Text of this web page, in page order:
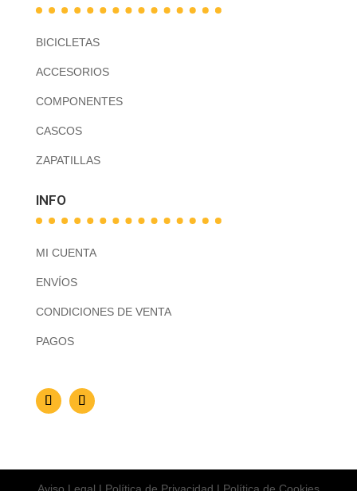
BICICLETAS
ACCESORIOS
COMPONENTES
CASCOS
ZAPATILLAS
INFO
MI CUENTA
ENVÍOS
CONDICIONES DE VENTA
PAGOS